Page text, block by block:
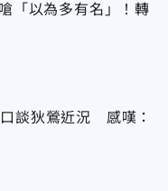
「以為多有名」！轉
談狄鶯近況 感嘆：